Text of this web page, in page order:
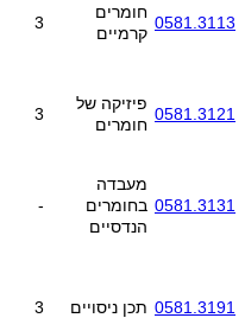
0581.3113
חומרים
קרמיים
3
0581.3121
פיזיקה של
חומרים
3
0581.3131
מעבדה
בחומרים
הנדסיים
-
0581.3191 תכן ניסויים 3